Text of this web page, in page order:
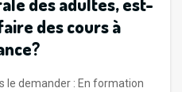
des cours à
le demander : En formation